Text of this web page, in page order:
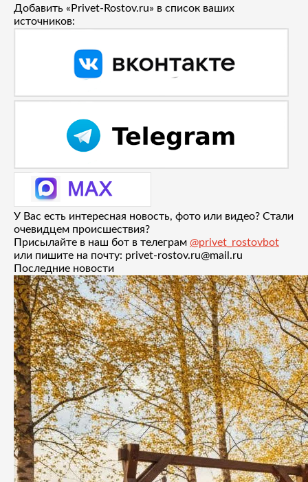
Добавить «Privet-Rostov.ru» в список ваших
источников:
У Вас есть интересная новость, фото или видео? Стали
очевидцем происшествия?
Присылайте в наш бот в телеграм @privet_rostovbot
или пишите на почту: privet-rostov.ru@mail.ru
Последние новости